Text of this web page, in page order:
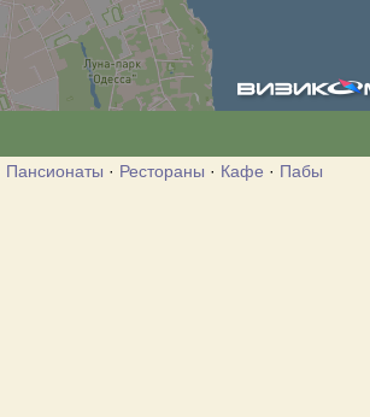
Пансионаты · Рестораны · Кафе · Пабы